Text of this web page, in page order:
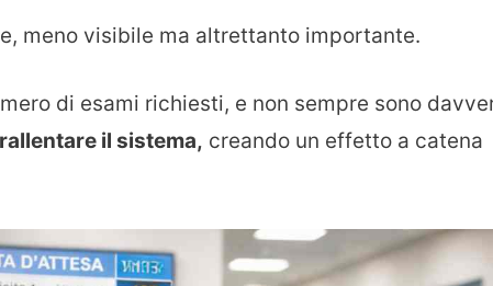
meno visibile ma altrettanto importante.
di esami richiesti, e non sempre sono
il sistema, creando un effetto a catena